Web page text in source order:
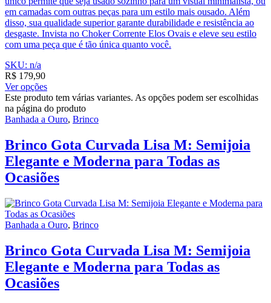
em camadas com outras peças para um estilo mais ousado. Além
disso, sua qualidade superior garante durabilidade e resistência ao
desgaste. Invista no Choker Corrente Elos Ovais e eleve seu estilo
com uma peça que é tão única quanto você.
SKU: n/a
R$ 179,90
Ver opções
Este produto tem várias variantes. As opções podem ser escolhidas
na página do produto
Banhada a Ouro, Brinco
Brinco Gota Curvada Lisa M: Semijoia
Elegante e Moderna para Todas as
Ocasiões
Banhada a Ouro, Brinco
Brinco Gota Curvada Lisa M: Semijoia
Elegante e Moderna para Todas as
Ocasiões